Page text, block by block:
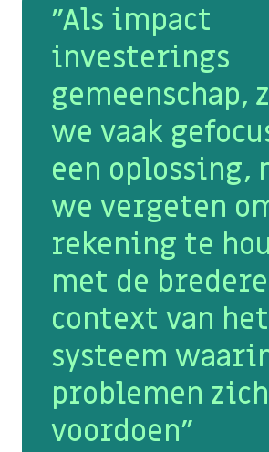
"Als impact
investerings
gemeenschap,
we vaak
een oplossing,
we vergeten
rekening te
met de bredere
context van het
systeem
problemen zich
voordoen"